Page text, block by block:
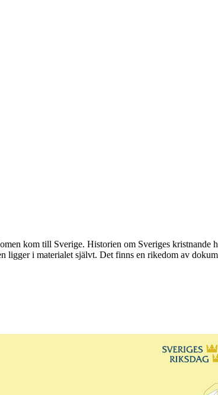
kom till Sverige. Historien om Sveriges kristnande
i materialet självt. Det finns en rikedom av